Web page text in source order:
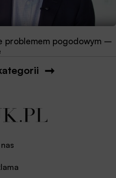
problemem pogodowym –